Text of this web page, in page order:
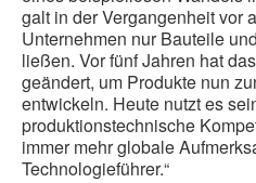
galt in der Vergangenheit vor
Unternehmen nur Bauteile
ließen. Vor fünf Jahren hat
geändert, um Produkte nun
entwickeln. Heute nutzt es
produktionstechnische
immer mehr globale
Technologieführer.“